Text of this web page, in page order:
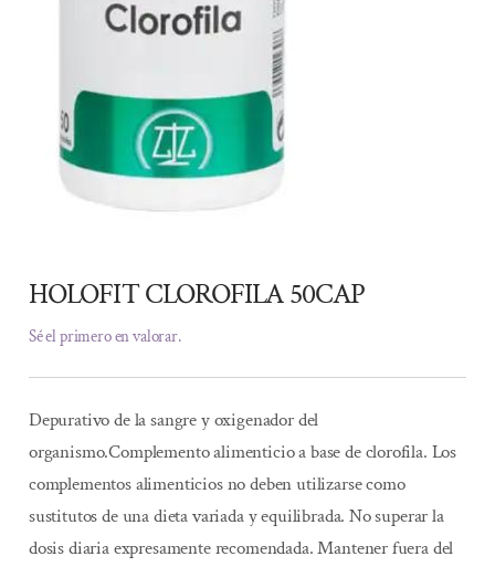
HOLOFIT CLOROFILA 50CAP
Sé el primero en valorar.
Depurativo de la sangre y oxigenador del
organismo.Complemento alimenticio a base de clorofila. Los
complementos alimenticios no deben utilizarse como
sustitutos de una dieta variada y equilibrada. No superar la
dosis diaria expresamente recomendada. Mantener fuera del